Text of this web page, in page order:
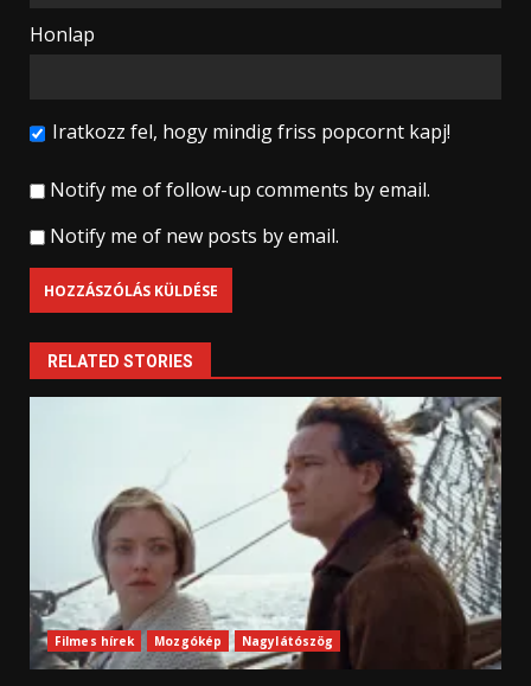
Honlap
Iratkozz fel, hogy mindig friss popcornt kapj!
Notify me of follow-up comments by email.
Notify me of new posts by email.
RELATED STORIES
Filmes hírek Mozgókép Nagylátószög